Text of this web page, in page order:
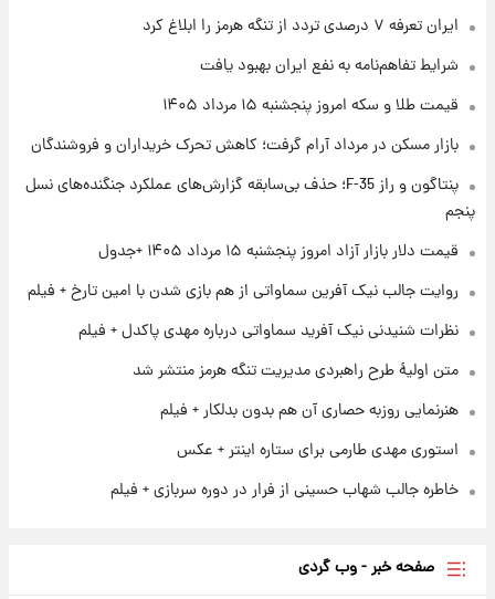
فال روزانه واقعی پنجشنبه ۱۵ مرداد ۱۴۰۵
ارزش سهام عدالت برای امروز چهارشنبه ۱۴ مرداد
۱ روز پیش
آغاز طرح جدید فروش مشارکت در تولید سایپا؛
سود مشارکت چند درصد است؟
ایران تعرفه ۷ درصدی تردد از تنگه هرمز را ابلاغ کرد
شرایط تفاهم‌نامه به نفع ایران بهبود یافت
قیمت طلا و سکه امروز پنجشنبه ۱۵ مرداد ۱۴۰۵
بازار مسکن در مرداد آرام گرفت؛ کاهش تحرک خریداران و فروشندگان
پنتاگون و راز F-35؛ حذف بی‌سابقه گزارش‌های عملکرد جنگنده‌های نسل
پنجم
قیمت دلار بازار آزاد امروز پنجشنبه ۱۵ مرداد ۱۴۰۵ +جدول
روایت جالب نیک آفرین سماواتی از هم بازی شدن با امین تارخ + فیلم
نظرات شنیدنی نیک آفرید سماواتی درباره مهدی پاکدل + فیلم
متن اولیۀ طرح راهبردی مدیریت تنگه هرمز منتشر شد
هنرنمایی روزبه حصاری آن هم بدون بدلکار + فیلم
استوری مهدی طارمی برای ستاره اینتر + عکس
خاطره جالب شهاب حسینی از فرار در دوره سربازی + فیلم
صفحه خبر - وب گردی